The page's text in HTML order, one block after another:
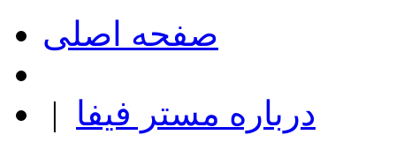
صفحه اصلی
| درباره مستر فیفا